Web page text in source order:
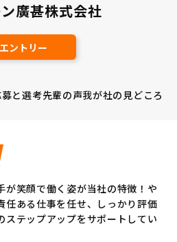
廣甚株式会社
エントリー
と選考先輩の声我が社の見どころ
が笑顔で働く姿が当社の特徴！や
任ある仕事を任せ、しっかり評価
ステップアップをサポートしてい